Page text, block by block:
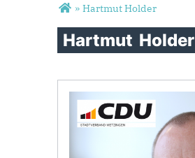
Sie sind hier
» Hartmut Holder
Hartmut Holder